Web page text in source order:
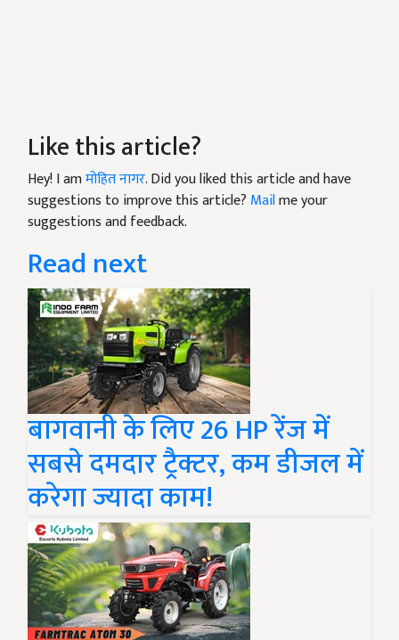
Like this article?
Hey! I amमोहित नागर. Did you liked this article and have
suggestions to improve this article? Mailme your
suggestions and feedback.
Read next
बागवानी के लिए 26 HP रेंज में
सबसे दमदार ट्रैक्टर, कम डीजल में
करेगा ज्यादा काम!